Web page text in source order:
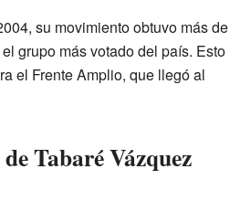
su movimiento obtuvo más de
grupo más votado del país. Esto
el Frente Amplio, que llegó al
Tabaré Vázquez